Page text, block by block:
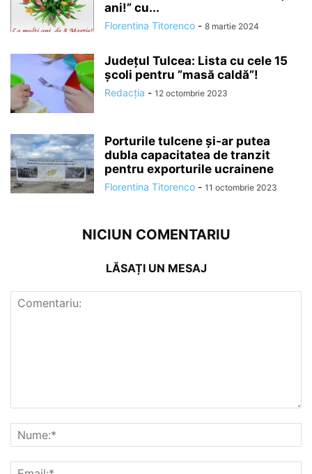
ani!” cu...
Florentina Titorenco - 8 martie 2024
Județul Tulcea: Lista cu cele 15
școli pentru ”masă caldă”!
Redacția - 12 octombrie 2023
Porturile tulcene și-ar putea
dubla capacitatea de tranzit
pentru exporturile ucrainene
Florentina Titorenco - 11 octombrie 2023
NICIUN COMENTARIU
LĂSAȚI UN MESAJ